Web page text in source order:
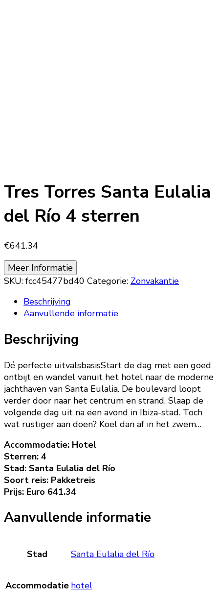
Tres Torres Santa Eulalia
del Río 4 sterren
€641.34
Meer Informatie
SKU: fcc45477bd40 Categorie: Zonvakantie
Beschrijving
Aanvullende informatie
Beschrijving
Dé perfecte uitvalsbasisStart de dag met een goed
ontbijt en wandel vanuit het hotel naar de moderne
jachthaven van Santa Eulalia. De boulevard loopt
verder door naar het centrum en strand. Slaap de
volgende dag uit na een avond in Ibiza-stad. Toch
wat rustiger aan doen? Koel dan af in het zwem…
Accommodatie: Hotel
Sterren: 4
Stad: Santa Eulalia del Río
Soort reis: Pakketreis
Prijs: Euro 641.34
Aanvullende informatie
Stad Santa Eulalia del Río
Accommodatie hotel